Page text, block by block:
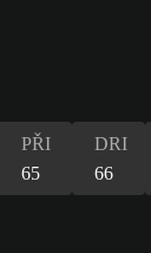
PŘI
65
DRI
66